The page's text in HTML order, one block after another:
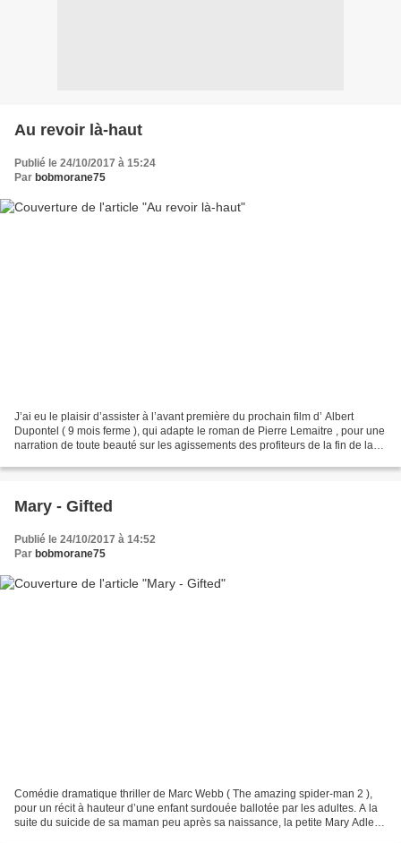
Au revoir là-haut
Publié le 24/10/2017 à 15:24
Par bobmorane75
J’ai eu le plaisir d’assister à l’avant première du prochain film d’ Albert
Dupontel ( 9 mois ferme ), qui adapte le roman de Pierre Lemaitre , pour une
narration de toute beauté sur les agissements des profiteurs de la fin de la
Mary - Gifted
Publié le 24/10/2017 à 14:52
Par bobmorane75
Comédie dramatique thriller de Marc Webb ( The amazing spider-man 2 ),
pour un récit à hauteur d’une enfant surdouée ballotée par les adultes. A la
suite du suicide de sa maman peu après sa naissance, la petite Mary Adler,